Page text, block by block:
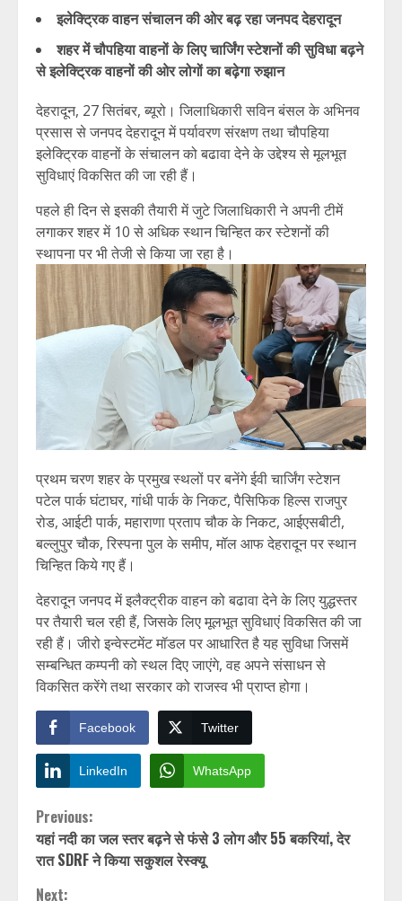
इलेक्ट्रिक वाहन संचालन की ओर बढ़ रहा जनपद देहरादून
शहर में चौपहिया वाहनों के लिए चार्जिंग स्टेशनों की सुविधा बढ़ने
से इलेक्ट्रिक वाहनों की ओर लोगों का बढ़ेगा रुझान
देहरादून, 27 सितंबर, ब्यूरो। जिलाधिकारी सविन बंसल के अभिनव
प्रसास से जनपद देहरादून में पर्यावरण संरक्षण तथा चौपहिया
इलेक्ट्रिक वाहनों के संचालन को बढावा देने के उद्देश्य से मूलभूत
सुविधाएं विकसित की जा रही हैं।
पहले ही दिन से इसकी तैयारी में जुटे जिलाधिकारी ने अपनी टीमें
लगाकर शहर में 10 से अधिक स्थान चिन्हित कर स्टेशनों की
स्थापना पर भी तेजी से किया जा रहा है।
प्रथम चरण शहर के प्रमुख स्थलों पर बनेंगे ईवी चार्जिंग स्टेशन
पटेल पार्क घंटाघर, गांधी पार्क के निकट, पैसिफिक हिल्स राजपुर
रोड, आईटी पार्क, महाराणा प्रताप चौक के निकट, आईएसबीटी,
बल्लुपुर चौक, रिस्पना पुल के समीप, मॉल आफ देहरादून पर स्थान
चिन्हित किये गए हैं।
देहरादून जनपद में इलैक्ट्रीक वाहन को बढावा देने के लिए युद्धस्तर
पर तैयारी चल रही हैं, जिसके लिए मूलभूत सुविधाएं विकसित की जा
रही हैं। जीरो इन्वेस्टमेंट मॉडल पर आधारित है यह सुविधा जिसमें
सम्बन्धित कम्पनी को स्थल दिए जाएंगे, वह अपने संसाधन से
विकसित करेंगे तथा सरकार को राजस्व भी प्राप्त होगा।
Facebook Twitter
LinkedIn WhatsApp
Continue
Reading
Previous:
यहां नदी का जल स्तर बढ़ने से फंसे 3 लोग और 55 बकरियां, देर
रात SDRF ने किया सकुशल रेस्क्यू
Next: